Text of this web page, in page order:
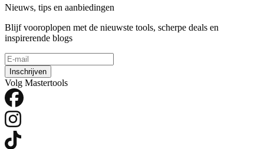
Nieuws, tips en aanbiedingen
Blijf vooroplopen met de nieuwste tools, scherpe deals en
inspirerende blogs
Inschrijven
Volg Mastertools